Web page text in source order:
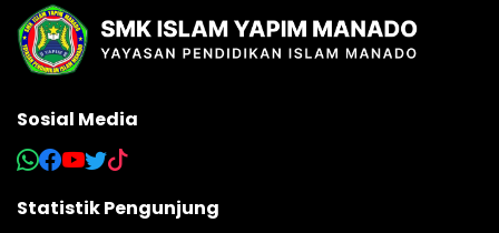
Sosial Media
Statistik Pengunjung